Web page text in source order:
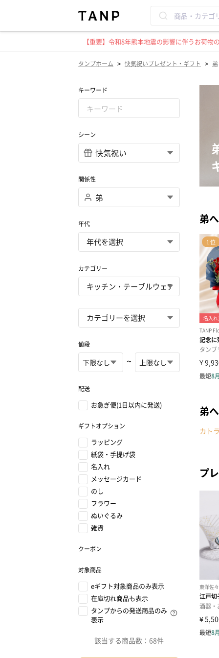
【重要】令和8年熊本地震の影響に伴うお荷
タンプホーム > 快気祝いプレゼント・ギフト > 弟
キーワード
シーン
関係性
年代
カテゴリー
値段
~
配送
お急ぎ便(1日以内に発送)
ギフトオプション
ラッピング
紙袋・手提げ袋
名入れ
メッセージカード
のし
フラワー
ぬいぐるみ
雑貨
クーポン
対象商品
eギフト対象商品のみ表示
在庫切れ商品も表示
タンプからの発送商品のみ
表示
該当する商品数： 68件
弟
弟
カト
プ